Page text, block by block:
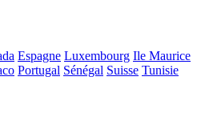
Espagne Luxembourg Ile Maurice
Portugal Sénégal Suisse Tunisie